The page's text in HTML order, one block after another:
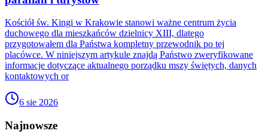
Kościół św. Kingi w Krakowie stanowi ważne centrum życia
duchowego dla mieszkańców dzielnicy XIII, dlatego
przygotowałem dla Państwa kompletny przewodnik po tej
placówce. W niniejszym artykule znajdą Państwo zweryfikowane
informacje dotyczące aktualnego porządku mszy świętych, danych
kontaktowych or
6 sie 2026
Najnowsze